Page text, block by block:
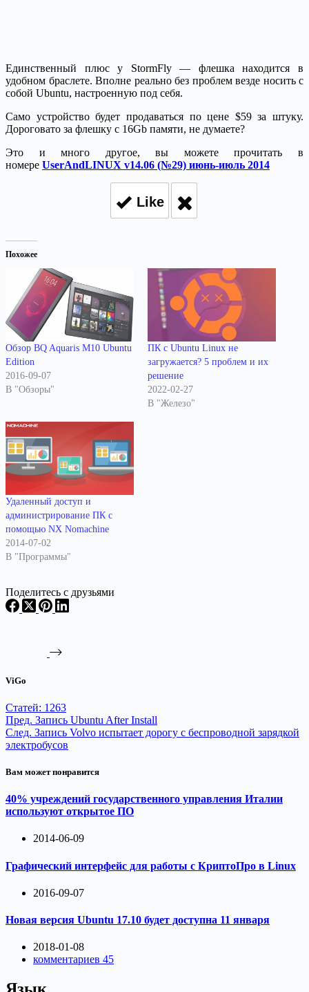
Единственный плюс у StormFly — флешка находится в
удобном браслете. Вполне реально без проблем везде носить с
собой Ubuntu, настроенную под себя.
Само устройство будет продаваться по цене $59 за штуку.
Дороговато за флешку с 16Gb памяти, не думаете?
Это и много другое, вы можете прочитать в
номере UserAndLINUX v14.06 (№29) июнь-июль 2014
Like
Похожее
Обзор BQ Aquaris M10 Ubuntu
Edition
2016-09-07
В "Обзоры"
ПК с Ubuntu Linux не
загружается? 5 проблем и их
решение
2022-02-27
В "Железо"
Удаленный доступ и
администрирование ПК с
помощью NX Nomachine
2014-07-02
В "Программы"
Поделитесь с друзьями
ViGo
Статей: 1263
Пред. Запись Ubuntu After Install
След. Запись Volvo испытает дорогу с беспроводной зарядкой
электробусов
Вам может понравится
40% учреждений государственного управления Италии
используют открытое ПО
2014-06-09
Графический интерфейс для работы с КриптоПро в Linux
2016-09-07
Новая версия Ubuntu 17.10 будет доступна 11 января
2018-01-08
комментариев 45